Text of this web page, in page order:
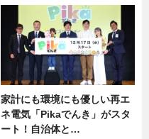
家計にも環境にも優しい再エ
ネ電気「Pikaでんき」がスタ
ート！自治体と…